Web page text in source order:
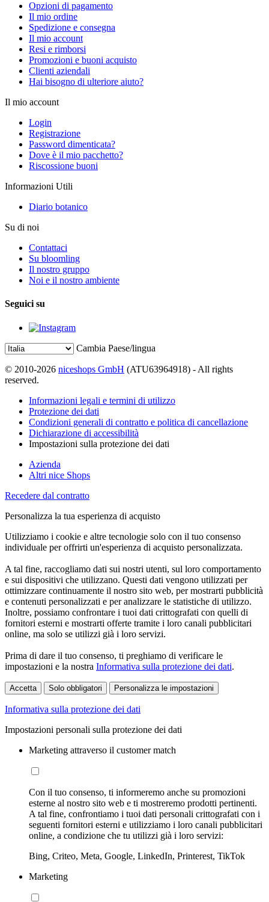
Opzioni di pagamento
Il mio ordine
Spedizione e consegna
Il mio account
Resi e rimborsi
Promozioni e buoni acquisto
Clienti aziendali
Hai bisogno di ulteriore aiuto?
Il mio account
Login
Registrazione
Password dimenticata?
Dove è il mio pacchetto?
Riscossione buoni
Informazioni Utili
Diario botanico
Su di noi
Contattaci
Su bloomling
Il nostro gruppo
Noi e il nostro ambiente
Seguici su
Cambia Paese/lingua
© 2010-2026 niceshops GmbH (ATU63964918) - All rights
reserved.
Informazioni legali e termini di utilizzo
Protezione dei dati
Condizioni generali di contratto e politica di cancellazione
Dichiarazione di accessibilità
Impostazioni sulla protezione dei dati
Azienda
Altri nice Shops
Recedere dal contratto
Personalizza la tua esperienza di acquisto
Utilizziamo i cookie e altre tecnologie solo con il tuo consenso
individuale per offrirti un'esperienza di acquisto personalizzata.
A tal fine, raccogliamo dati sui nostri utenti, sul loro comportamento
e sui dispositivi che utilizzano. Questi dati vengono utilizzati per
ottimizzare continuamente il nostro sito web, per mostrarti pubblicità
e contenuti personalizzati e per analizzare le statistiche di utilizzo.
Inoltre, possiamo confrontare i tuoi dati crittografati con quelli di
fornitori esterni e mostrarti offerte tramite i loro canali pubblicitari
online, ma solo se utilizzi già i loro servizi.
Prima di dare il tuo consenso, ti preghiamo di verificare le
impostazioni e la nostra Informativa sulla protezione dei dati.
Accetta Solo obbligatori Personalizza le impostazioni
Informativa sulla protezione dei dati
Impostazioni personali sulla protezione dei dati
Marketing attraverso il customer match
Con il tuo consenso, ti informeremo anche su promozioni
esterne al nostro sito web e ti mostreremo prodotti pertinenti.
A tal fine, confrontiamo i tuoi dati personali crittografati con i
seguenti fornitori esterni e utilizziamo i loro canali pubblicitari
online, a condizione che tu utilizzi già i loro servizi:
Bing, Criteo, Meta, Google, LinkedIn, Printerest, TikTok
Marketing